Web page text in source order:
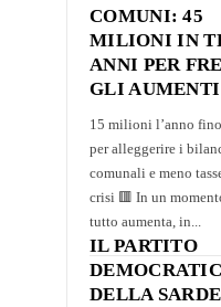
COMUNI: 45
MILIONI IN
ANNI PER
GLI AUMENTI
15 milioni l’anno
per alleggerire i
comunali e meno
crisi 🟥 In un
tutto aumenta, in...
IL PARTITO
DELLA